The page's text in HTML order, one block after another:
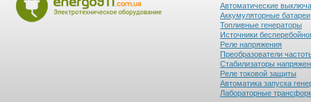
Автоматические
Аккумуляторные батареи
Топливные генераторы
Источники
Реле напряжения
Преобразователи
Стабилизаторы
Реле токовой защиты
Автоматика запуска
Лабораторные